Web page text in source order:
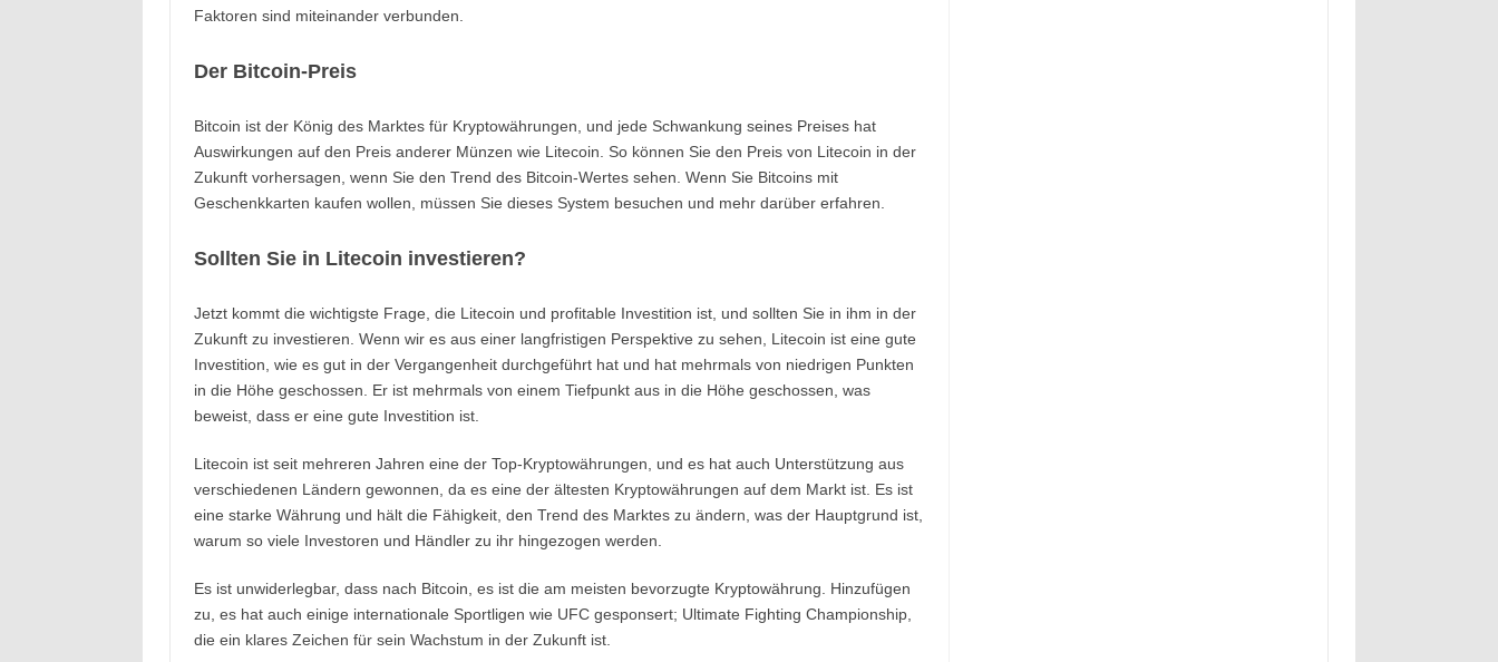
Faktoren sind miteinander verbunden.
Der Bitcoin-Preis
Bitcoin ist der König des Marktes für Kryptowährungen, und jede Schwankung seines Preises hat
Auswirkungen auf den Preis anderer Münzen wie Litecoin. So können Sie den Preis von Litecoin in der
Zukunft vorhersagen, wenn Sie den Trend des Bitcoin-Wertes sehen. Wenn Sie Bitcoins mit
Geschenkkarten kaufen wollen, müssen Sie dieses System besuchen und mehr darüber erfahren.
Sollten Sie in Litecoin investieren?
Jetzt kommt die wichtigste Frage, die Litecoin und profitable Investition ist, und sollten Sie in ihm in der
Zukunft zu investieren. Wenn wir es aus einer langfristigen Perspektive zu sehen, Litecoin ist eine gute
Investition, wie es gut in der Vergangenheit durchgeführt hat und hat mehrmals von niedrigen Punkten
in die Höhe geschossen. Er ist mehrmals von einem Tiefpunkt aus in die Höhe geschossen, was
beweist, dass er eine gute Investition ist.
Litecoin ist seit mehreren Jahren eine der Top-Kryptowährungen, und es hat auch Unterstützung aus
verschiedenen Ländern gewonnen, da es eine der ältesten Kryptowährungen auf dem Markt ist. Es ist
eine starke Währung und hält die Fähigkeit, den Trend des Marktes zu ändern, was der Hauptgrund ist,
warum so viele Investoren und Händler zu ihr hingezogen werden.
Es ist unwiderlegbar, dass nach Bitcoin, es ist die am meisten bevorzugte Kryptowährung. Hinzufügen
zu, es hat auch einige internationale Sportligen wie UFC gesponsert; Ultimate Fighting Championship,
die ein klares Zeichen für sein Wachstum in der Zukunft ist.